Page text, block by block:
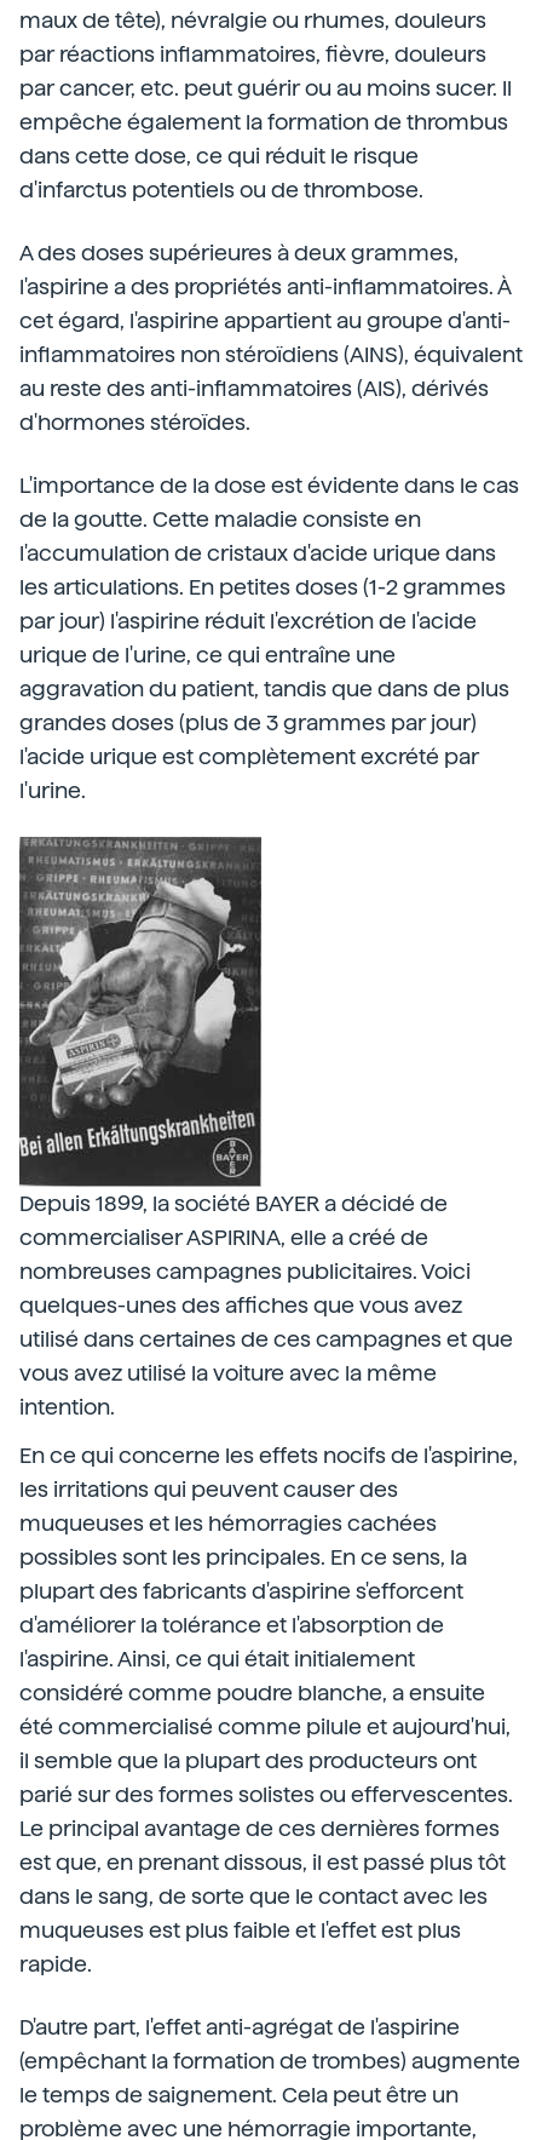
maux de tête), névralgie ou rhumes, douleurs
par réactions inflammatoires, fièvre, douleurs
par cancer, etc. peut guérir ou au moins sucer. Il
empêche également la formation de thrombus
dans cette dose, ce qui réduit le risque
d'infarctus potentiels ou de thrombose.
A des doses supérieures à deux grammes,
l'aspirine a des propriétés anti-inflammatoires. À
cet égard, l'aspirine appartient au groupe d'anti-
inflammatoires non stéroïdiens (AINS), équivalent
au reste des anti-inflammatoires (AIS), dérivés
d'hormones stéroïdes.
L'importance de la dose est évidente dans le cas
de la goutte. Cette maladie consiste en
l'accumulation de cristaux d'acide urique dans
les articulations. En petites doses (1-2 grammes
par jour) l'aspirine réduit l'excrétion de l'acide
urique de l'urine, ce qui entraîne une
aggravation du patient, tandis que dans de plus
grandes doses (plus de 3 grammes par jour)
l'acide urique est complètement excrété par
l'urine.
Depuis 1899, la société BAYER a décidé de
commercialiser ASPIRINA, elle a créé de
nombreuses campagnes publicitaires. Voici
quelques-unes des affiches que vous avez
utilisé dans certaines de ces campagnes et que
vous avez utilisé la voiture avec la même
intention.
En ce qui concerne les effets nocifs de l'aspirine,
les irritations qui peuvent causer des
muqueuses et les hémorragies cachées
possibles sont les principales. En ce sens, la
plupart des fabricants d'aspirine s'efforcent
d'améliorer la tolérance et l'absorption de
l'aspirine. Ainsi, ce qui était initialement
considéré comme poudre blanche, a ensuite
été commercialisé comme pilule et aujourd'hui,
il semble que la plupart des producteurs ont
parié sur des formes solistes ou effervescentes.
Le principal avantage de ces dernières formes
est que, en prenant dissous, il est passé plus tôt
dans le sang, de sorte que le contact avec les
muqueuses est plus faible et l'effet est plus
rapide.
D'autre part, l'effet anti-agrégat de l'aspirine
(empêchant la formation de trombes) augmente
le temps de saignement. Cela peut être un
problème avec une hémorragie importante,